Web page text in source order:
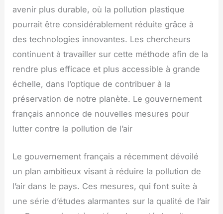
avenir plus durable, où la pollution plastique
pourrait être considérablement réduite grâce à
des technologies innovantes. Les chercheurs
continuent à travailler sur cette méthode afin de la
rendre plus efficace et plus accessible à grande
échelle, dans l’optique de contribuer à la
préservation de notre planète. Le gouvernement
français annonce de nouvelles mesures pour
lutter contre la pollution de l’air
Le gouvernement français a récemment dévoilé
un plan ambitieux visant à réduire la pollution de
l’air dans le pays. Ces mesures, qui font suite à
une série d’études alarmantes sur la qualité de l’air